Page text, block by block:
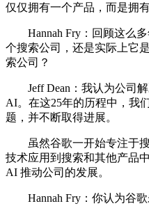
仅仅拥有一个产品，而是拥
Hannah Fry：回顾这么多
个搜索公司，还是实际上它
索公司？
Jeff Dean：我认为公司解
AI。在这25年的历程中，我
题，并不断取得进展。
虽然谷歌一开始专注于搜
技术应用到搜索和其他产品
AI 推动公司的发展。
Hannah Fry：你认为谷歌